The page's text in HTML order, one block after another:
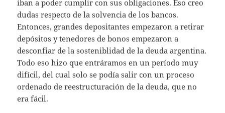
iban a poder cumplir con sus obligaciones. Eso creo
dudas respecto de la solvencia de los bancos.
Entonces, grandes depositantes empezaron a retirar
depósitos y tenedores de bonos empezaron a
desconfiar de la sosteniblidad de la deuda argentina.
Todo eso hizo que entráramos en un período muy
difícil, del cual solo se podía salir con un proceso
ordenado de reestructuración de la deuda, que no
era fácil.